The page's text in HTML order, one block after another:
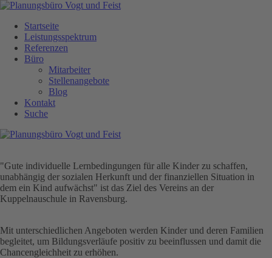
Navigation
Startseite
Leistungsspektrum
Referenzen
Büro
Mitarbeiter
Stellenangebote
Blog
Kontakt
Suche
"Gute individuelle Lernbedingungen für alle Kinder zu schaffen,
unabhängig der sozialen Herkunft und der finanziellen Situation in
dem ein Kind aufwächst" ist das Ziel des Vereins an der
Kuppelnauschule in Ravensburg.
Mit unterschiedlichen Angeboten werden Kinder und deren Familien
begleitet, um Bildungsverläufe positiv zu beeinflussen und damit die
Chancengleichheit zu erhöhen.